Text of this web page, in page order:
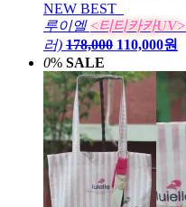
NEW BEST
루이엘 <티티카카UV>
러) 178,000 110,000원
0% SALE